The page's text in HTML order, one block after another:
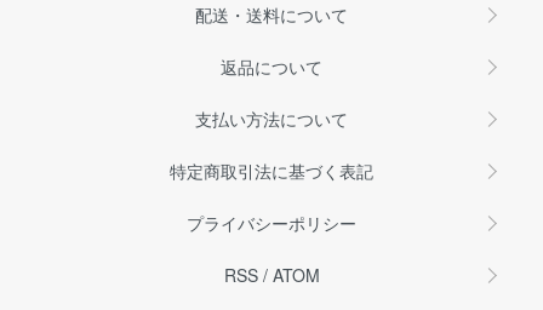
配送・送料について
返品について
支払い方法について
特定商取引法に基づく表記
プライバシーポリシー
RSS/ ATOM